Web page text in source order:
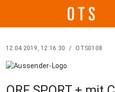
12.04.2019, 12:16:30 / OTS0108